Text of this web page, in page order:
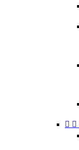
 